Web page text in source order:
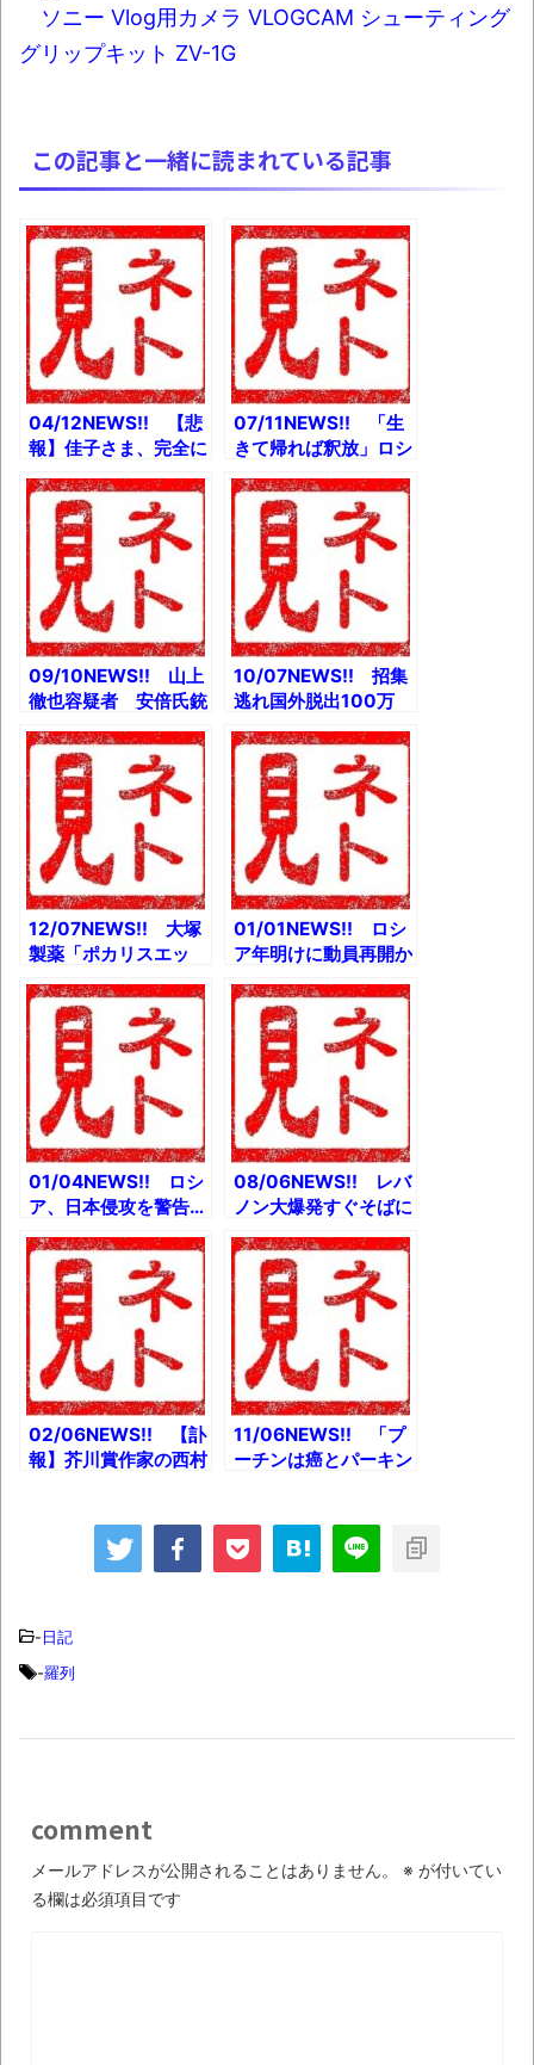
ソニー Vlog用カメラ VLOGCAM シューティング
グリップキット ZV-1G
この記事と一緒に読まれている記事
04/12NEWS!! 【悲
報】佳子さま、完全に
ヤンキーになるとか
ひろゆき、ゆたぼんパ
パに論破されるとか
【朗報】人気レイヤ
ー・えなこさんが
YouTubeチャンネル
を開設とか
07/11NEWS!! 「生
きて帰れば釈放」ロシ
アで囚人を兵士として
勧誘とか 【参院選】
N党「1議席」獲得！
比例でガーシー当確と
か ひろゆき、統一教
会の真実を語ってしま
うｗとか
09/10NEWS!! 山上
徹也容疑者 安倍氏銃
撃事件がスピード映画
化！とか エリザベス
女王2世の激しすぎる
生涯とか 【朗報】ひ
ろゆき、Google Map
で発見されるとか
10/07NEWS!! 招集
逃れ国外脱出100万
人、ロシア「特別軍事
作戦」崩壊かとか ひ
ろゆき、玉城知事も巻
き込み大発狂炎上ｗと
か 【爆速】弁護士も
驚く「改正プロ責法」
の本気とか
12/07NEWS!! 大塚
製薬「ポカリスエッ
ト」「エネルゲン」な
ど値上げとか ひろゆ
き、初の児童書を出版
とか 坂口安吾、全集
未収録の幻の探偵小説
を発見とか
01/01NEWS!! ロシ
ア年明けに動員再開か
とか 【緊急】コミケ
帰りツイ民、高速バス
で置き去り&閉じ込め
られるとか ひろゆき
『逃走中』でマジ走り
とか 【予言】第3次
世界大戦について話す
とか
01/04NEWS!! ロシ
ア、日本侵攻を警告…
まもなく開戦かとか
ひろゆき、今度はNY
州から召喚令状？身柄
拘束の可能性とか
昔、橋本環奈に殴られ
たことがあるオタクが
話題とか
08/06NEWS!! レバ
ノン大爆発すぐそばに
いた奴のスマホ動画と
か イソジン吉村新喜
劇1日で閉幕とか 香
港民主派リーダー周庭
氏に有罪とか
02/06NEWS!! 【訃
報】芥川賞作家の西村
再開を正式発表とか
コロナ関連のもはや懐
11/06NEWS!! 「プ
ーチンは癌とパーキン
か 『漫画村』運営で
逮捕の星野ロミ、出所
-日記
-羅列
comment
メールアドレスが公開されることはありません。 ※ が付いてい
る欄は必須項目です